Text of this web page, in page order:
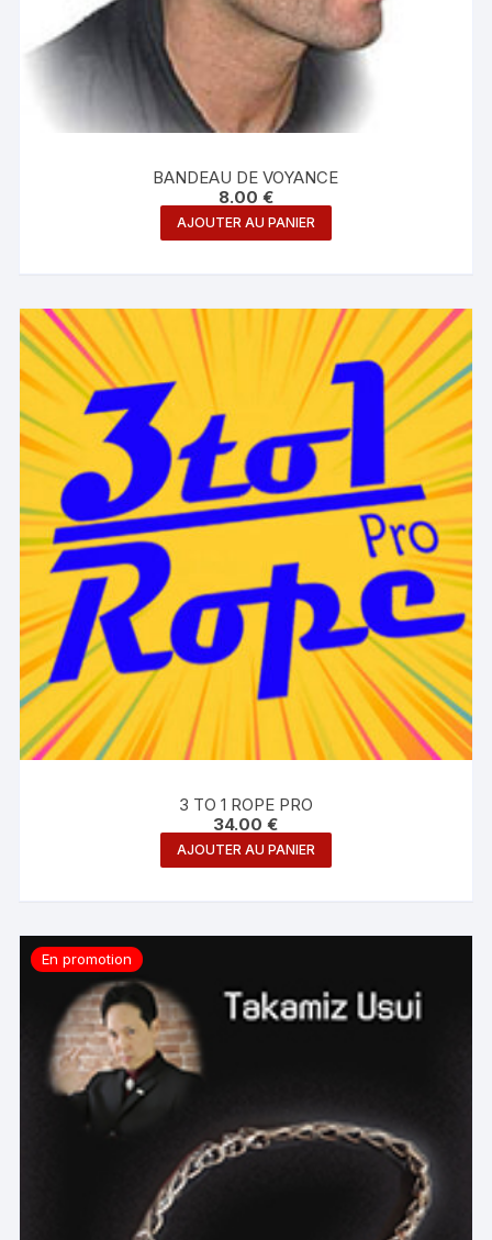
BANDEAU DE VOYANCE
8.00 €
AJOUTER AU PANIER
3 TO 1 ROPE PRO
34.00€
AJOUTER AU PANIER
En promotion